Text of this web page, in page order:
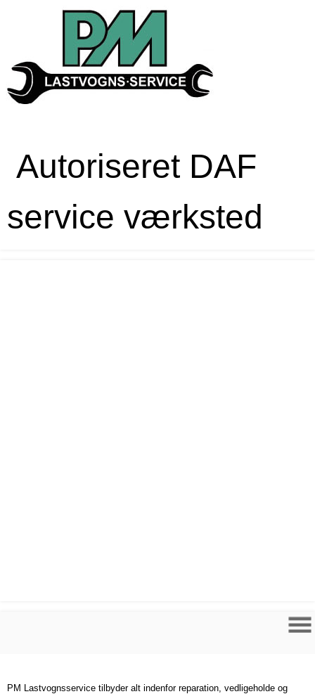
Autoriseret DAF
service værksted
PM Lastvognsservice tilbyder alt indenfor reparation, vedligeholde og